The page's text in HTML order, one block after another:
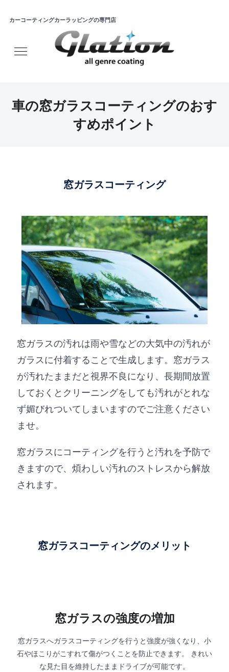
カーコーティングカーラッピングの専門店
車の窓ガラスコーティングのおす
すめポイント
窓ガラスコーティング
窓ガラスの汚れは雨や雪などの大気中の汚れが
ガラスに付着することで生成します。窓ガラス
が汚れたままだと視界不良になり、長期間放置
しておくとクリーニングをしても汚れがとれな
ず媚びれついてしまいますのでご注意ください
ませ。
窓ガラスにコーティングを行うと汚れを予防で
きますので、煩わしい汚れのストレスから解放
されます。
窓ガラスコーティングのメリット
窓ガラスの強度の増加
窓ガラスへガラスコーティングを行うと強度が強くなり、小
石やほこりがこすれて傷がつくことを防止できます。 きれい
な見た目を維持したままドライブが可能です。